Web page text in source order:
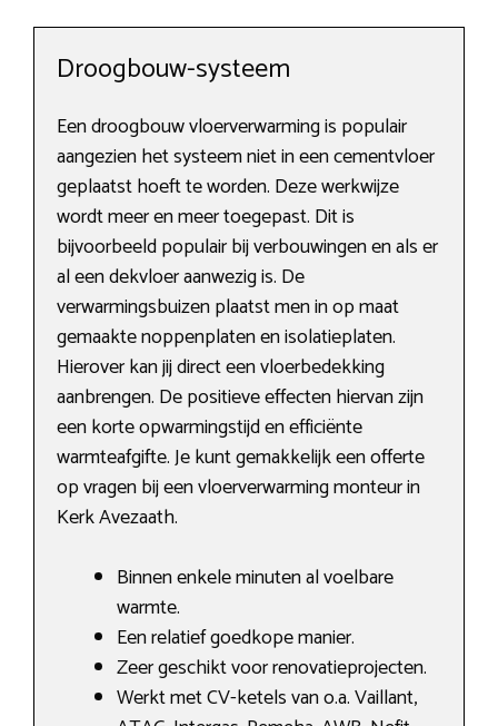
Droogbouw-systeem
Een droogbouw vloerverwarming is populair
aangezien het systeem niet in een cementvloer
geplaatst hoeft te worden. Deze werkwijze
wordt meer en meer toegepast. Dit is
bijvoorbeeld populair bij verbouwingen en als er
al een dekvloer aanwezig is. De
verwarmingsbuizen plaatst men in op maat
gemaakte noppenplaten en isolatieplaten.
Hierover kan jij direct een vloerbedekking
aanbrengen. De positieve effecten hiervan zijn
een korte opwarmingstijd en efficiënte
warmteafgifte. Je kunt gemakkelijk een offerte
op vragen bij een vloerverwarming monteur in
Kerk Avezaath.
Binnen enkele minuten al voelbare
warmte.
Een relatief goedkope manier.
Zeer geschikt voor renovatieprojecten.
Werkt met CV-ketels van o.a. Vaillant,